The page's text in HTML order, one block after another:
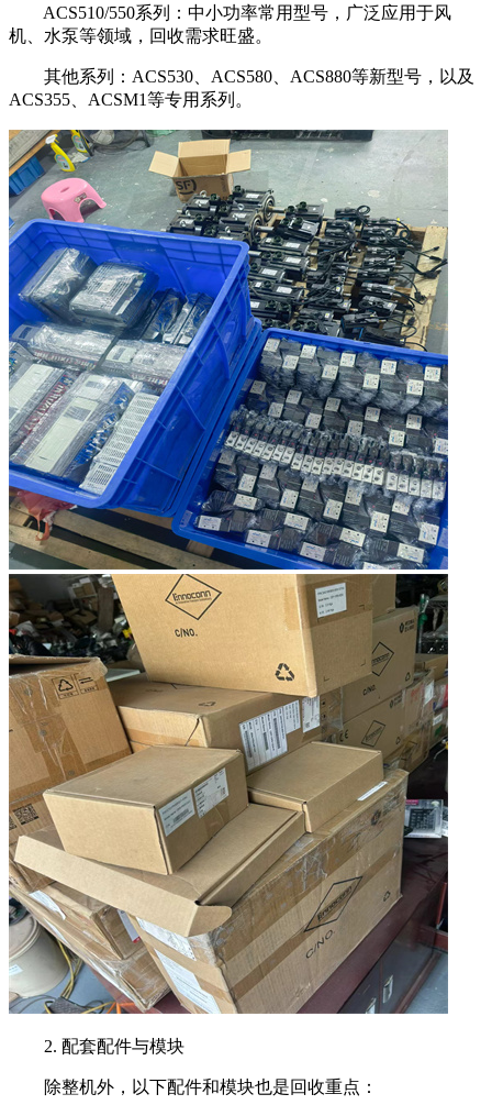
ACS510/550系列：中小功率常用型号，广泛应用于风
机、水泵等领域，回收需求旺盛。
其他系列：ACS530、ACS580、ACS880等新型号，以及
ACS355、ACSM1等专用系列。
2. 配套配件与模块
除整机外，以下配件和模块也是回收重点：